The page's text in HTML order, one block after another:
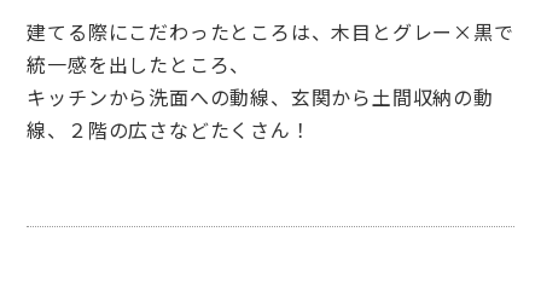
建てる際にこだわったところは、木目とグレー×黒で
統一感を出したところ、
キッチンから洗面への動線、玄関から土間収納の動
線、２階の広さなどたくさん！